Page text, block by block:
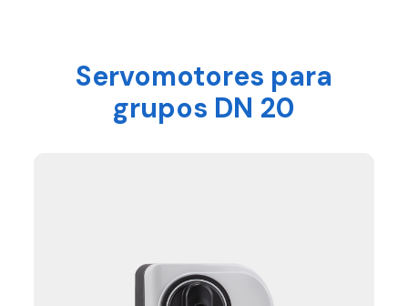
Servomotores para
grupos DN 20